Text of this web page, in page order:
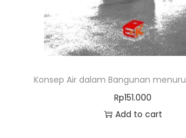
Konsep Air dalam Bangunan
Rp151.000
Add to cart